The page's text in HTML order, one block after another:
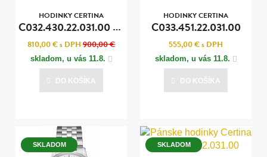
HODINKY CERTINA
C
032.430.22.031.00 DS ACTION
810,00 €s DPH 900,00 €
skladom, u vás 11.8.
DO KOŠÍKA
HODINKY CERTINA
C033.451.22.031.00
555,00 €s DPH
skladom, u vás 11.8.
DO KOŠÍKA
SKLADOM SKLADOM